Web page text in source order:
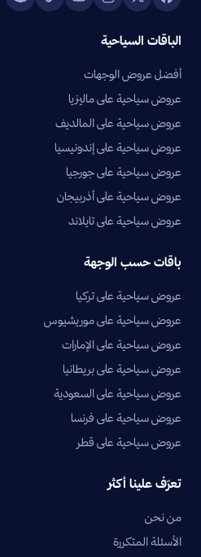
الباقات السياحية
أفضل عروض الوجهات
عروض سياحية على ماليزيا
عروض سياحية على المالديف
عروض سياحية على إندونيسيا
عروض سياحية على جورجيا
عروض سياحية على أذربيجان
عروض سياحية على تايلاند
باقات حسب الوجهة
عروض سياحية على تركيا
عروض سياحية على موريشيوس
عروض سياحية على الإمارات
عروض سياحية على بريطانيا
عروض سياحية على السعودية
عروض سياحية على فرنسا
عروض سياحية على قطر
تعرّف علينا أكثر
من نحن
الأسئلة المتكررة